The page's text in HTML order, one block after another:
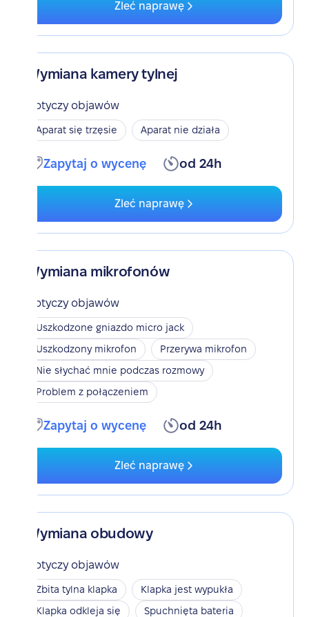
Zleć naprawę
Wymiana kamery tylnej
Dotyczy objawów
Aparat się trzęsie Aparat nie działa
Zapytaj o wycenę od 24h
Zleć naprawę
Wymiana mikrofonów
Dotyczy objawów
Uszkodzone gniazdo micro jack
Uszkodzony mikrofon
Przerywa mikrofon
Nie słychać mnie podczas rozmowy
Problem z połączeniem
Zapytaj o wycenę od 24h
Zleć naprawę
Wymiana obudowy
Dotyczy objawów
Zbita tylna klapka
Klapka jest wypukła
Klapka odkleja się
Spuchnięta bateria